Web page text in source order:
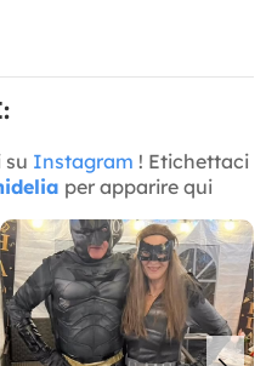
su Instagram ! Etichettaci
per apparire qui